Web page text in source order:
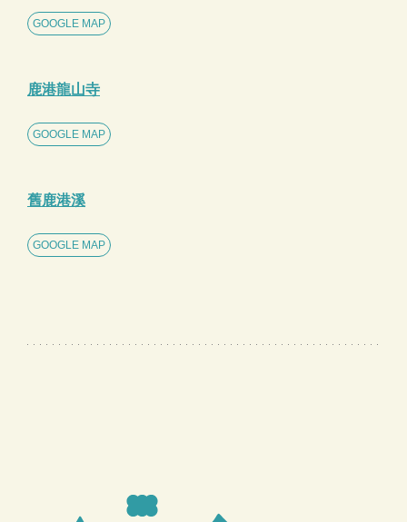
GOOGLE MAP
鹿港龍山寺
GOOGLE MAP
舊鹿港溪
GOOGLE MAP